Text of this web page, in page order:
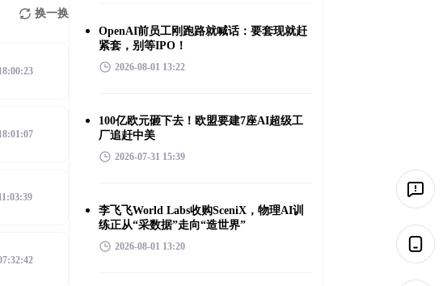
换一换
OpenAI前员工刚跑路就喊话：要套现就赶
紧套，别等IPO！
2026-08-01 13:22
100亿欧元砸下去！欧盟要建7座AI超级工
厂追赶中美
2026-07-31 15:39
李飞飞World Labs收购SceniX，物理AI训
练正从“采数据”走向“造世界”
2026-08-01 13:20